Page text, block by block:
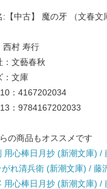
:【中古】 魔の牙 （文春文
西村 寿行
：文藝春秋
：文庫
：4167202034
：9784167202033
の商品もオススメです
用心棒日月抄 (新潮文庫)
がれ清兵衛 (新潮文庫) /
用心棒日月抄 (新潮文庫)